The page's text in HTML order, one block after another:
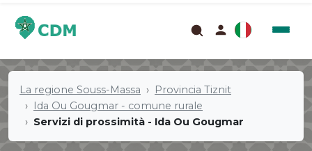
La regione Souss-Massa
Provincia Tiznit
Ida Ou Gougmar - comune rurale
Servizi di prossimità - Ida Ou Gougmar